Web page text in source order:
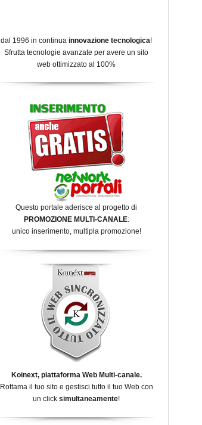
Armerina
dal 1996 in continua innovazione tecnologica!
Sfrutta tecnologie avanzate per avere un sito
web ottimizzato al 100%
Questo portale aderisce al progetto di
PROMOZIONE MULTI-CANALE:
unico inserimento, multipla promozione!
Koinext, piattaforma Web Multi-canale.
Rottama il tuo sito e gestisci tutto il tuo Web con
un click simultaneamente!